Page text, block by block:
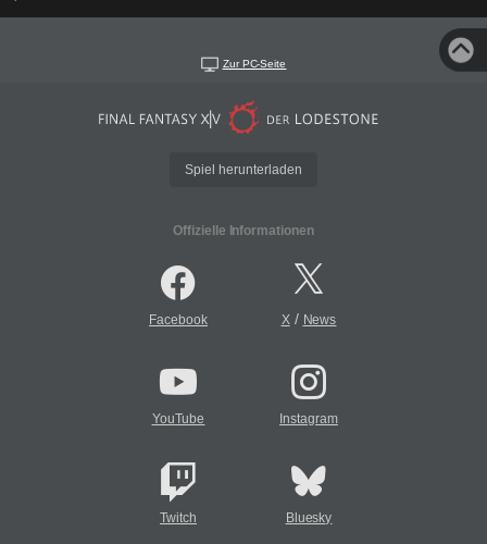
Zur PC-Seite
Spiel herunterladen
Offizielle Informationen
Facebook X/ News
YouTube Instagram
Twitch Bluesky